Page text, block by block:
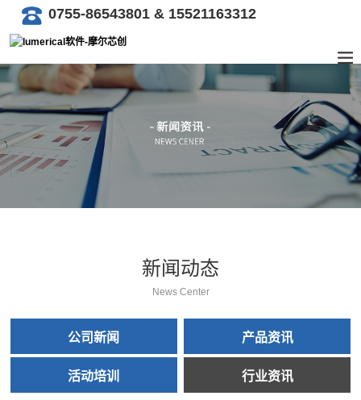
0755-86543801 & 15521163312
新闻动态
News Center
公司新闻 产品资讯
活动培训 行业资讯